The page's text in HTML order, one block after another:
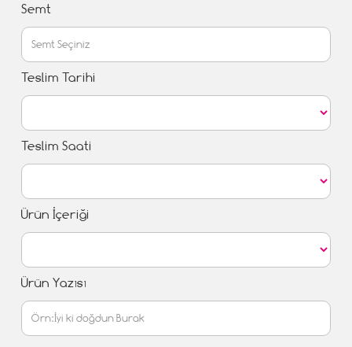
Semt
Teslim Tarihi
Teslim Saati
Ürün İçeriği
Ürün Yazısı